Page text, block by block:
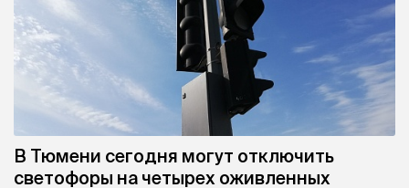
В Тюмени сегодня могут отключить
светофоры на четырех оживленных